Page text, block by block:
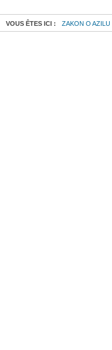
VOUS ÊTES ICI : ZAKON O